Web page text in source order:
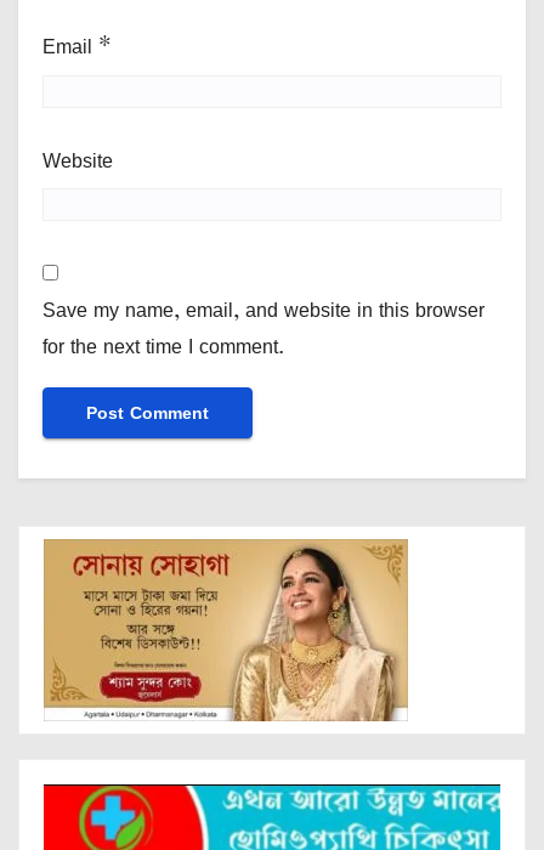
Email *
Website
Save my name, email, and website in this browser
for the next time I comment.